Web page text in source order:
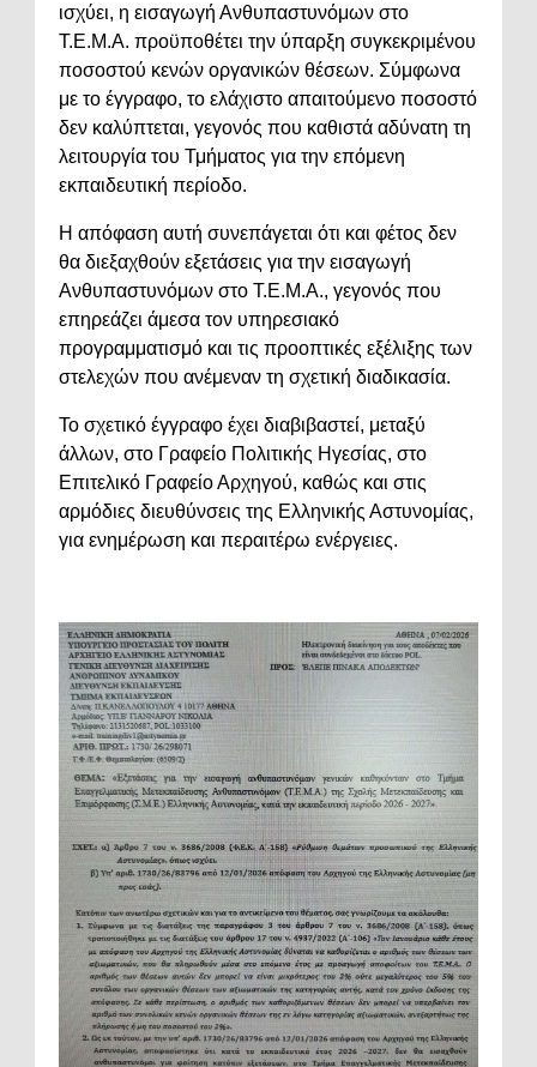
ισχύει, η εισαγωγή Ανθυπαστυνόμων στο
Τ.Ε.Μ.Α. προϋποθέτει την ύπαρξη συγκεκριμένου
ποσοστού κενών οργανικών θέσεων. Σύμφωνα
με το έγγραφο, το ελάχιστο απαιτούμενο ποσοστό
δεν καλύπτεται, γεγονός που καθιστά αδύνατη τη
λειτουργία του Τμήματος για την επόμενη
εκπαιδευτική περίοδο.
Η απόφαση αυτή συνεπάγεται ότι και φέτος δεν
θα διεξαχθούν εξετάσεις για την εισαγωγή
Ανθυπαστυνόμων στο Τ.Ε.Μ.Α., γεγονός που
επηρεάζει άμεσα τον υπηρεσιακό
προγραμματισμό και τις προοπτικές εξέλιξης των
στελεχών που ανέμεναν τη σχετική διαδικασία.
Το σχετικό έγγραφο έχει διαβιβαστεί, μεταξύ
άλλων, στο Γραφείο Πολιτικής Ηγεσίας, στο
Επιτελικό Γραφείο Αρχηγού, καθώς και στις
αρμόδιες διευθύνσεις της Ελληνικής Αστυνομίας,
για ενημέρωση και περαιτέρω ενέργειες.